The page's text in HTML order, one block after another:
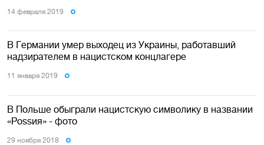
14 февраля 2019
В Германии умер выходец из Украины, работавший
надзирателем в нацистском концлагере
11 января 2019
В Польше обыграли нацистскую символику в названии
«Роѕѕия» - фото
29 ноября 2018